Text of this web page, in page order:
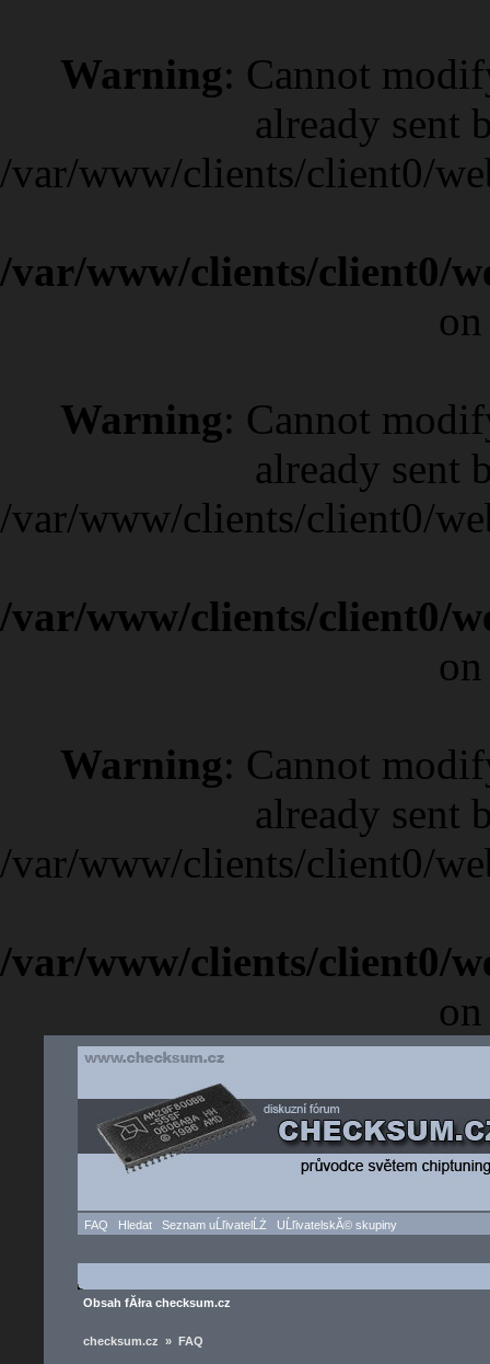
Warning: Cannot
already sent
/var/www/clients/client0/
/var/www/clients/client0/
Warning: Cannot
already sent
/var/www/clients/client0/
/var/www/clients/client0/
Warning: Cannot
already sent
/var/www/clients/client0/
/var/www/clients/client0/
FAQ Hledat Seznam uĹľivatelĹŻ UĹľivatelskĂ© skupiny
Obsah fĂłra checksum.cz
checksum.cz » FAQ